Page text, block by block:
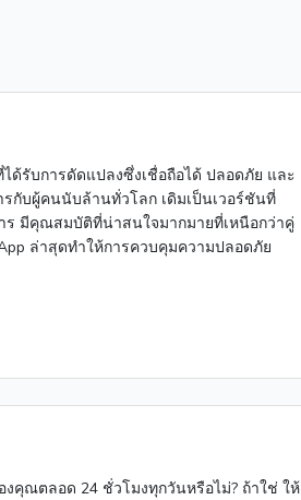
ด้รับการดัดแปลงซึ่งเชื่อถือได้ ปลอดภัย และ
กับผู้คนนับล้านทั่วโลก เดิมเป็นเวอร์ชันที่
ร มีคุณสมบัติที่น่าสนใจมากมายที่เหนือกว่าคู่
ล่าสุดทำให้การควบคุมความปลอดภัย
คุณตลอด 24 ชั่วโมงทุกวันหรือไม่? ถ้าใช่ ให้